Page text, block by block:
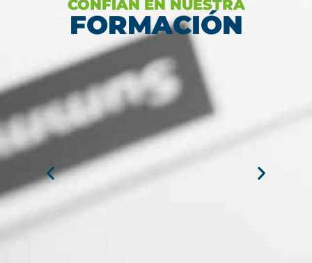
CONFÍAN EN NUESTRA
FORMACIÓN